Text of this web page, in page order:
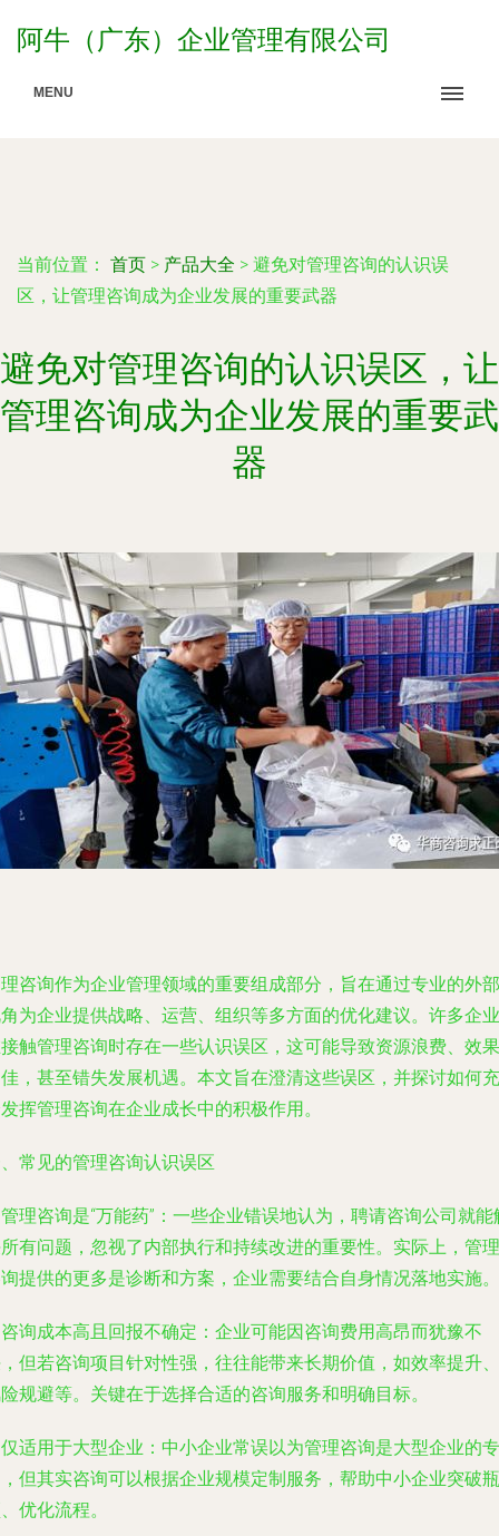
阿牛（广东）企业管理有限公司
MENU
当前位置： 首页 > 产品大全 > 避免对管理咨询的认识误
区，让管理咨询成为企业发展的重要武器
避免对管理咨询的认识误区，让
管理咨询成为企业发展的重要武
器
咨询作为企业管理领域的重要组成部分，旨在通过专业的外部
为企业提供战略、运营、组织等多方面的优化建议。许多企业
触管理咨询时存在一些认识误区，这可能导致资源浪费、效果
，甚至错失发展机遇。本文旨在澄清这些误区，并探讨如何充
挥管理咨询在企业成长中的积极作用。
常见的管理咨询认识误区
理咨询是“万能药”：一些企业错误地认为，聘请咨询公司就能
有问题，忽视了内部执行和持续改进的重要性。实际上，管理
提供的更多是诊断和方案，企业需要结合自身情况落地实施。
询成本高且回报不确定：企业可能因咨询费用高昂而犹豫不
但若咨询项目针对性强，往往能带来长期价值，如效率提升、
规避等。关键在于选择合适的咨询服务和明确目标。
适用于大型企业：中小企业常误以为管理咨询是大型企业的专
但其实咨询可以根据企业规模定制服务，帮助中小企业突破瓶
优化流程。